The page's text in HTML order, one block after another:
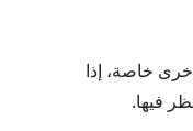
خاصة، إذا
فيها.